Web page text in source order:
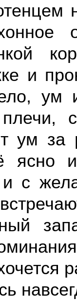
и
ум за
ясно
с